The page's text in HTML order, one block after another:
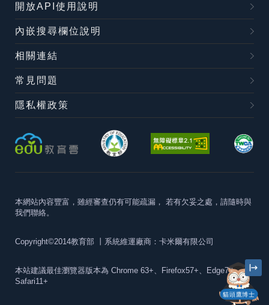
貓頭鷹博士
開放API使用說明
內嵌搜尋欄位說明
相關連結
常見問題
隱私權政策
本網站內容豐富，雖經審查仍有可能疏漏， 若有欠妥之處，請隨時與
我們聯絡。
Copyright©2014教育部 丨系統維運廠商：卡米爾有限公司
本站建議最佳瀏覽器版本為 Chrome 63+、Firefox57+、Edge79+及
Safari11+